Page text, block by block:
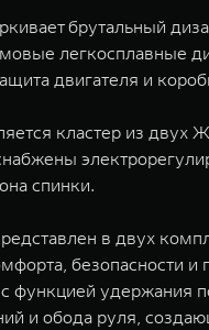
брутальный
легкосплавные
двигателя и
кластер из
спинки.
в двух
функцией
и обода руля,